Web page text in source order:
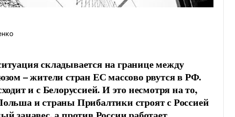
складывается на границе между
– жители стран ЕС массово рвутся в РФ.
и с Белоруссией. И это несмотря на то,
и страны Прибалтики строят с Россией